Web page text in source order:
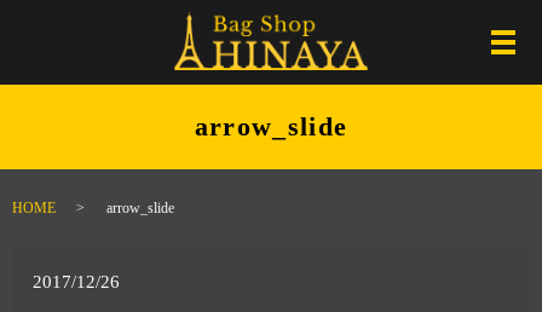
メ
arrow_slide
HOME arrow_slide
2017/12/26